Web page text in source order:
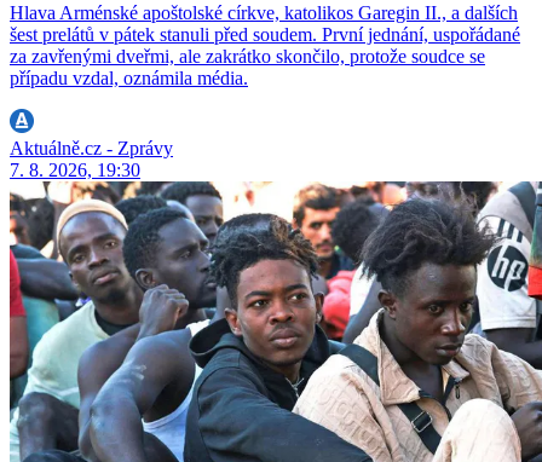
Hlava Arménské apoštolské církve, katolikos Garegin II., a dalších
šest prelátů v pátek stanuli před soudem. První jednání, uspořádané
za zavřenými dveřmi, ale zakrátko skončilo, protože soudce se
případu vzdal, oznámila média.
Aktuálně.cz - Zprávy
7. 8. 2026, 19:30